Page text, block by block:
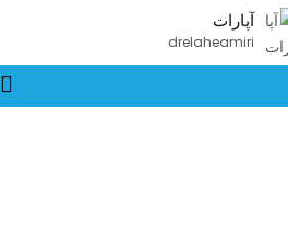
آپارات
drelaheamiri